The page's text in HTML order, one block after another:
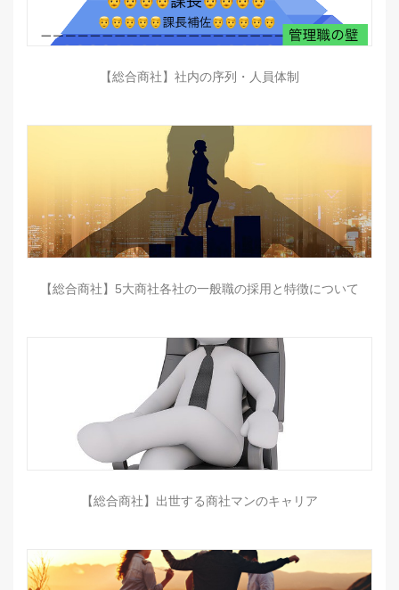
【総合商社】社内の序列・人員体制
【総合商社】5大商社各社の一般職の採用と特徴について
【総合商社】出世する商社マンのキャリア